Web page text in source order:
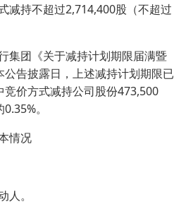
减持不超过2,714,400股（不超过
集团《关于减持计划期限届满暨
告披露日，上述减持计划期限已
价方式减持公司股份473,500
。
情况
。